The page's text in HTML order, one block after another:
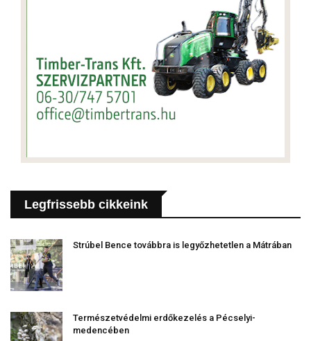
Legfrissebb cikkeink
Strúbel Bence továbbra is legyőzhetetlen a Mátrában
Természetvédelmi erdőkezelés a Pécselyi-
medencében